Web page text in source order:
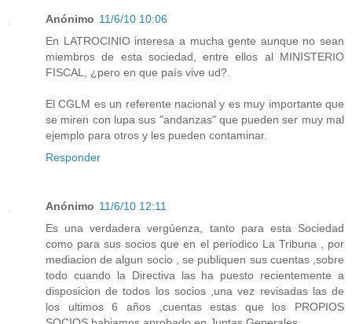
Anónimo 11/6/10 10:06
En LATROCINIO interesa a mucha gente aunque no sean
miembros de esta sociedad, entre ellos al MINISTERIO
FISCAL, ¿pero en que país vive ud?.
El CGLM es un referente nacional y es muy importante que
se miren con lupa sus "andanzas" que pueden ser muy mal
ejemplo para otros y les pueden contaminar.
Responder
Anónimo 11/6/10 12:11
Es una verdadera vergúenza, tanto para esta Sociedad
como para sus socios que en el periodico La Tribuna , por
mediacion de algun socio , se publiquen sus cuentas ,sobre
todo cuando la Directiva las ha puesto recientemente a
disposicion de todos los socios ,una vez revisadas las de
los ultimos 6 años ,cuentas estas que los PROPIOS